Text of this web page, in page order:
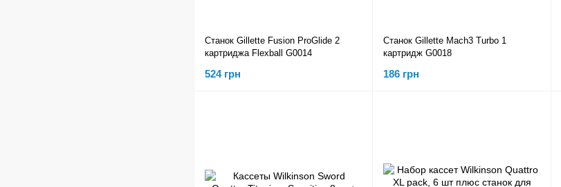
Станок Gillette Fusion ProGlide 2
картриджа Flexball G0014
524 грн
Станок Gillette Mach3 Turbo 1
картридж G0018
186 грн